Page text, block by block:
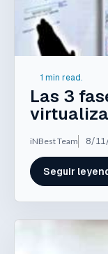
1 min read.
Las 3
iNBest Team 8/
Seguir